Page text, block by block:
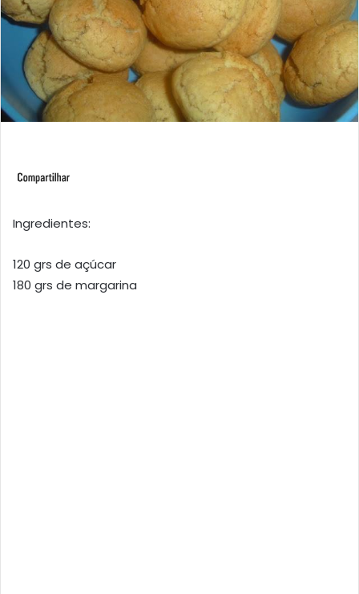
Ingredientes:
120 grs de açúcar
180 grs de margarina